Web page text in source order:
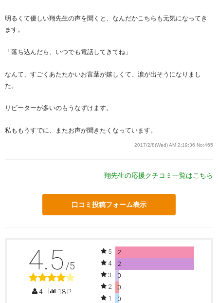
明るくて優しい翔先生の声を聞くと、なんだかこちらも元気になってき
ます。
「落ち込んだら、いつでも電話してきてね」
なんて、すごくあたたかいお言葉が嬉しくて、涙が出そうになりまし
た。
リピーターが多いのもうなずけます。
私ももうすでに、またお声が聞きたくなっています。
2017/2/8(Wed) AM 2:19:36 No:465
翔先生の応援クチコミ一覧はこちら
口コミ投稿フォーム表示
4.5 /5
4 18 P
5
2
4
2
3
0
2
0
1
0